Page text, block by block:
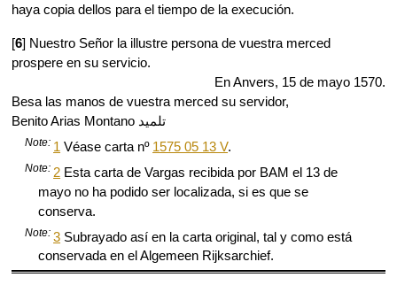
haya copia dellos para el tiempo de la execución.
[6] Nuestro Señor la illustre persona de vuestra merced
prospere en su servicio.
En Anvers, 15 de mayo 1570.
Besa las manos de vuestra merced su servidor,
Benito Arias Montano تلميد
Note: 1 Véase carta nº 1575 05 13 V.
Note: 2 Esta carta de Vargas recibida por BAM el 13 de
mayo no ha podido ser localizada, si es que se
conserva.
Note:3 Subrayado así en la carta original, tal y como está
conservada en el Algemeen Rijksarchief.